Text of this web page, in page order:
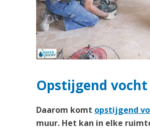
Opstijgend
Daarom komt opstijgend
muur. Het kan in elke